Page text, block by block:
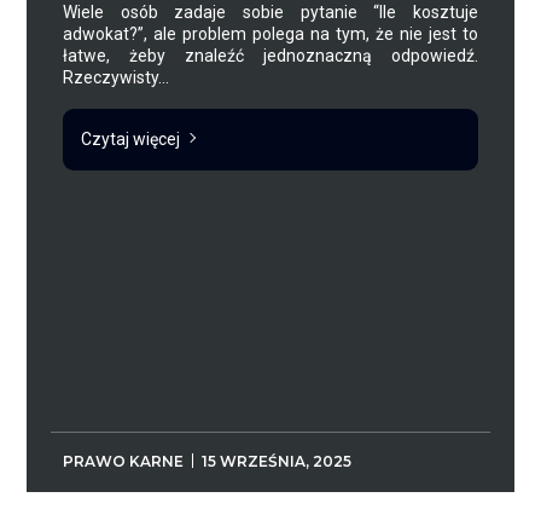
Wiele osób zadaje sobie pytanie “Ile kosztuje
adwokat?”, ale problem polega na tym, że nie jest to
łatwe, żeby znaleźć jednoznaczną odpowiedź.
Rzeczywisty...
Czytaj więcej
PRAWO KARNE 15 WRZEŚNIA, 2025